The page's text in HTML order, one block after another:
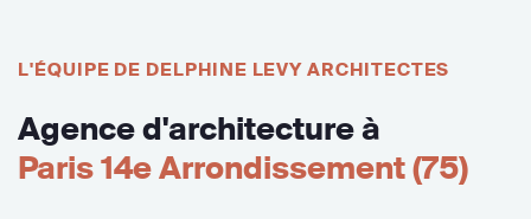
L'ÉQUIPE DE DELPHINE LEVY ARCHITECTES
Agence d'architecture à
Paris 14e Arrondissement (75)